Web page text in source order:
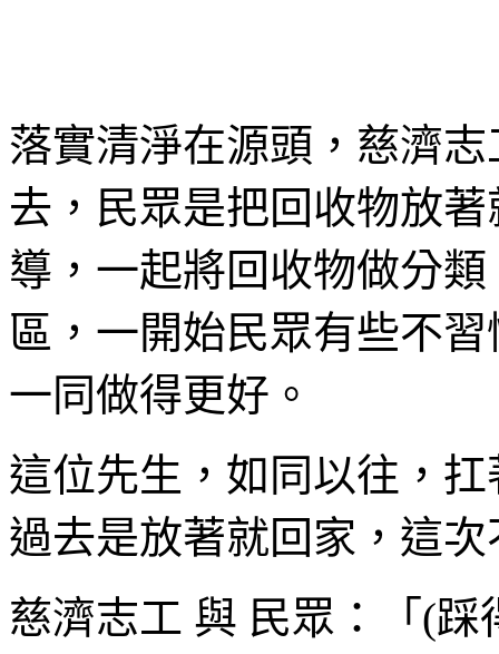
落實清淨在源頭，慈濟
去，民眾是把回收物放
導，一起將回收物做分
區，一開始民眾有些不
一同做得更好。
這位先生，如同以往，
過去是放著就回家，這
慈濟志工 與 民眾：「(